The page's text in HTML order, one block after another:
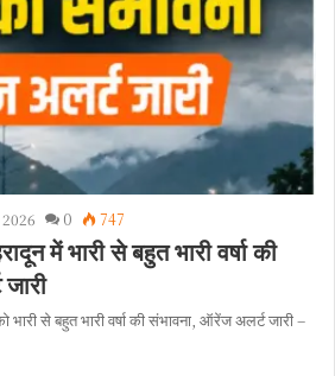
0 747
में भारी से बहुत भारी वर्षा की
से बहुत भारी वर्षा की संभावना, ऑरेंज अलर्ट जारी –